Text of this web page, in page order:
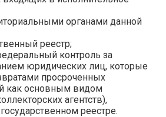
органами данной
реестр;
контроль за
юридических лиц, которые
просроченных
как основным видом
агентств),
реестре.